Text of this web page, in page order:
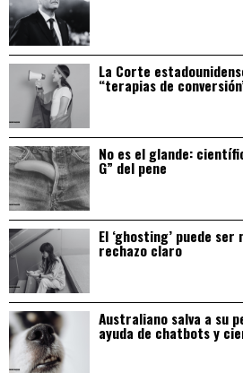
La Corte
“terapias de
No es el glande:
G” del pene
El ‘ghosting’ puede ser
rechazo claro
Australiano salva a su
ayuda de chatbots y